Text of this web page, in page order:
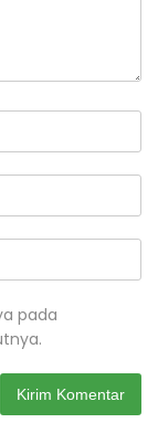
pada